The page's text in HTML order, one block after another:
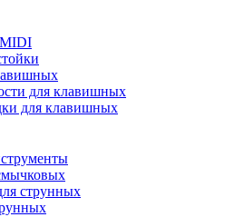
для клавишных
для клавишных
струнных